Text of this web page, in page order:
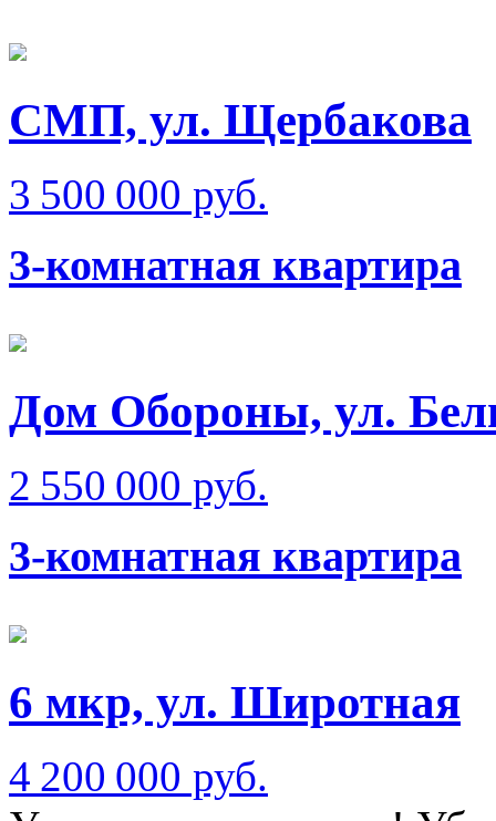
СМП, ул. Щербакова
3 500 000 руб.
3-комнатная квартира
Дом Обороны, ул.
2 550 000 руб.
3-комнатная квартира
6 мкр, ул. Широтная
4 200 000 руб.